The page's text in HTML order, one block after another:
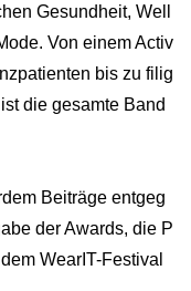
Gesundheit, Well
Von einem Activ
bis zu filig
die gesamte Band
Beiträge entgeg
der Awards, die P
WearIT-Festival